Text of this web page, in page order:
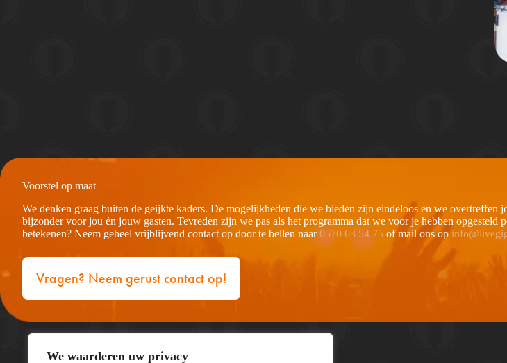
We waarderen uw privacy
Voorstel op maat
We denken graag buiten de geijkte kaders. De mogelijkheden die we bieden zijn eindeloos en we
bijzonder voor jou én jouw gasten. Tevreden zijn we pas als het programma dat we voor je hebben
betekenen? Neem geheel vrijblijvend contact op door te bellen naar0570 63 54 75 of mail ons op
Vragen? Neem gerust contact op!